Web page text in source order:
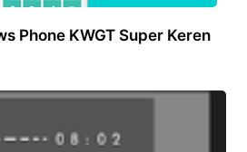
Phone KWGT Super Keren